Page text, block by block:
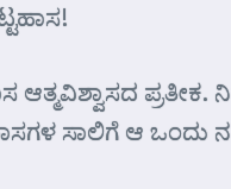
ಸಾಲಿಗೆ ಆ ಒಂದು